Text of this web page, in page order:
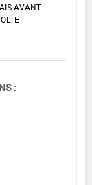
AVANT
: